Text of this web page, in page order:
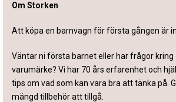
Om Storken
Att köpa en barnvagn för första gången är
Väntar ni första barnet eller har frågor
varumärke? Vi har 70 års erfarenhet och
tips om vad som kan vara bra att tänka på.
mängd tillbehör att tillgå.